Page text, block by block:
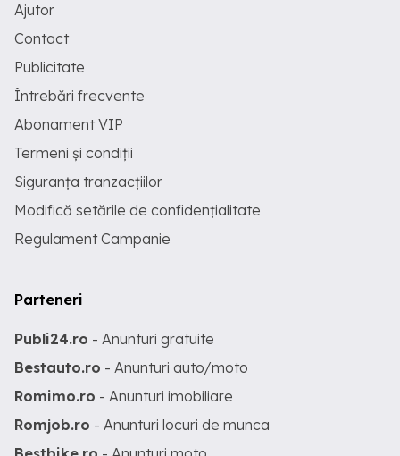
Ajutor
Contact
Publicitate
Întrebări frecvente
Abonament VIP
Termeni și condiții
Siguranța tranzacțiilor
Modifică setările de confidențialitate
Regulament Campanie
Parteneri
Publi24.ro - Anunturi gratuite
Bestauto.ro - Anunturi auto/moto
Romimo.ro - Anunturi imobiliare
Romjob.ro - Anunturi locuri de munca